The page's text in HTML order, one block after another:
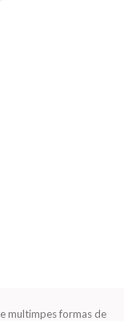
multimpes formas de